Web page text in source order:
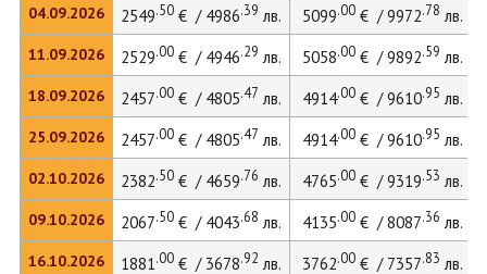
04.09.2026
11.09.2026
18.09.2026
25.09.2026
02.10.2026
09.10.2026
16.10.2026
2549.50€ / 4986.39 лв. 5099.00€ / 9972.78 лв.
2529.00€ / 4946.29 лв. 5058.00€ / 9892.59 лв.
2457.00€ / 4805.47 лв. 4914.00€ / 9610.95 лв.
2457.00€ / 4805.47 лв. 4914.00€ / 9610.95 лв.
2382.50€ / 4659.76 лв. 4765.00€ / 9319.53 лв.
2067.50€ / 4043.68 лв. 4135.00€ / 8087.36 лв.
1881.00€ / 3678.92 лв. 3762.00€ / 7357.83 лв.